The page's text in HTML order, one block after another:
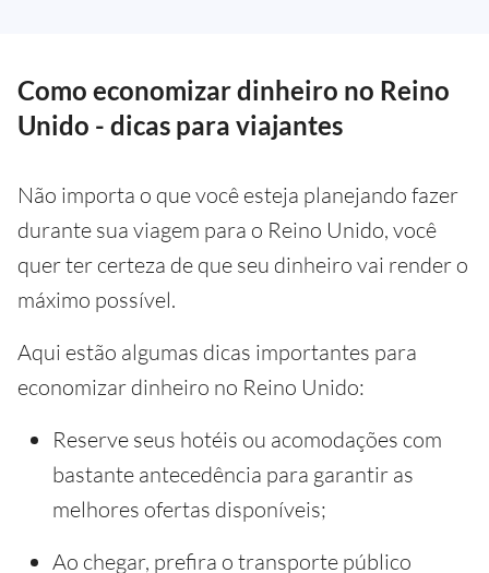
Como economizar dinheiro no Reino
Unido - dicas para viajantes
Não importa o que você esteja planejando fazer
durante sua viagem para o Reino Unido, você
quer ter certeza de que seu dinheiro vai render o
máximo possível.
Aqui estão algumas dicas importantes para
economizar dinheiro no Reino Unido:
Reserve seus hotéis ou acomodações com
bastante antecedência para garantir as
melhores ofertas disponíveis;
Ao chegar, prefira o transporte público